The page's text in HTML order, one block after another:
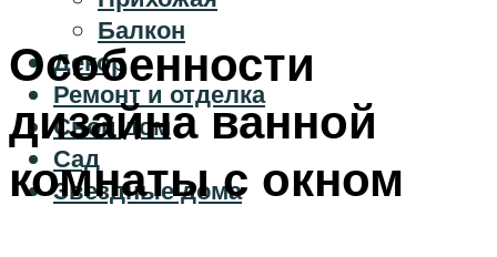
Балкон
Декор
Ремонт и отделка
Свой дом
Сад
Звездные дома
Особенности
дизайна ванной
комнаты с окном